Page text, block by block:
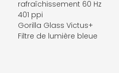
rafraîchissement 60 Hz
401 ppi
Gorilla Glass Victus+
Filtre de lumière bleue